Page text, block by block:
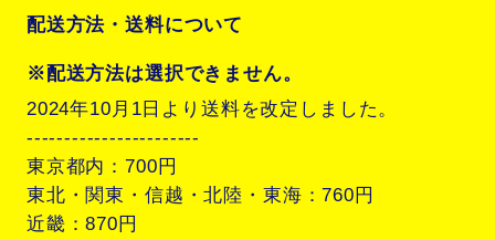
配送方法・送料について
※配送方法は選択できません。
2024年10月1日より送料を改定しました。
-----------------------
東京都内：700円
東北・関東・信越・北陸・東海：760円
近畿：870円